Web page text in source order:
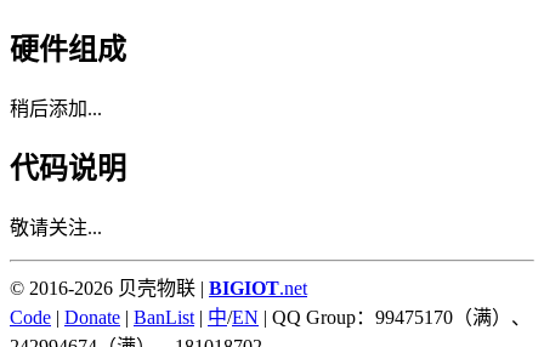
硬件组成
稍后添加...
代码说明
敬请关注...
© 2016-2026 贝壳物联 | BIGIOT.net
Code | Donate | BanList | 中/EN | QQ Group：99475170（满）、